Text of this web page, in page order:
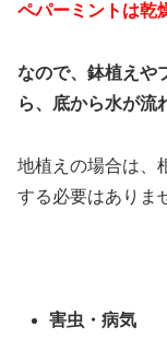
ペパーミントは乾
なので、鉢植えや
ら、底から水が流
地植えの場合は、
する必要はありま
害虫・病気